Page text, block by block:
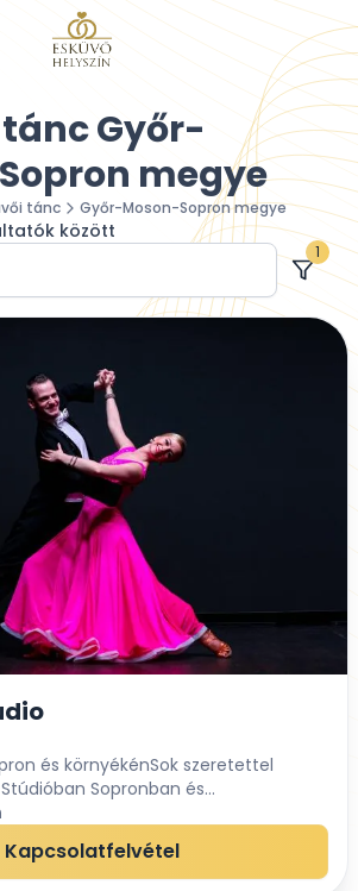
Győr-
megye
tánc Győr-Moson-Sopron megye
között
1
és környékénSok szeretettel
Sopronban és
szabott koreográfiák vagy
betanítását is
Kapcsolatfelvétel